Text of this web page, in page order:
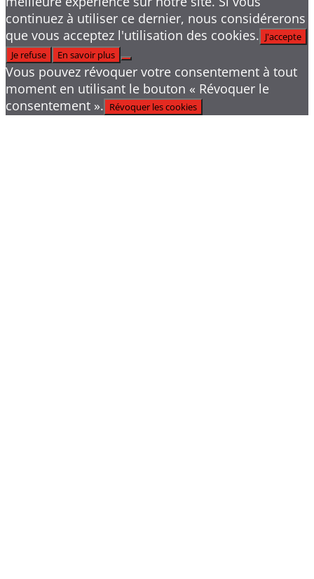
continuez à utiliser ce dernier, nous considérerons
que vous acceptez l'utilisation des cookies. J'accepte
Je refuse
En savoir plus
Vous pouvez révoquer votre consentement à tout
moment en utilisant le bouton « Révoquer le
consentement ». Révoquer les cookies